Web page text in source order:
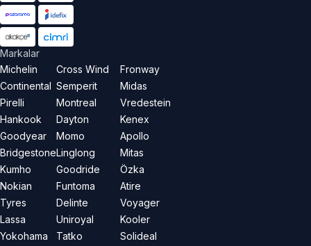
Markalar
Michelin
Continental
Pirelli
Hankook
Goodyear
Bridgestone
Kumho
Nokian
Tyres
Lassa
Yokohama
Cross Wind
Semperit
Montreal
Dayton
Momo
Linglong
Goodride
Funtoma
Delinte
Uniroyal
Tatko
Fronway
Midas
Vredestein
Kenex
Apollo
Mitas
Özka
Atire
Voyager
Kooler
Solideal